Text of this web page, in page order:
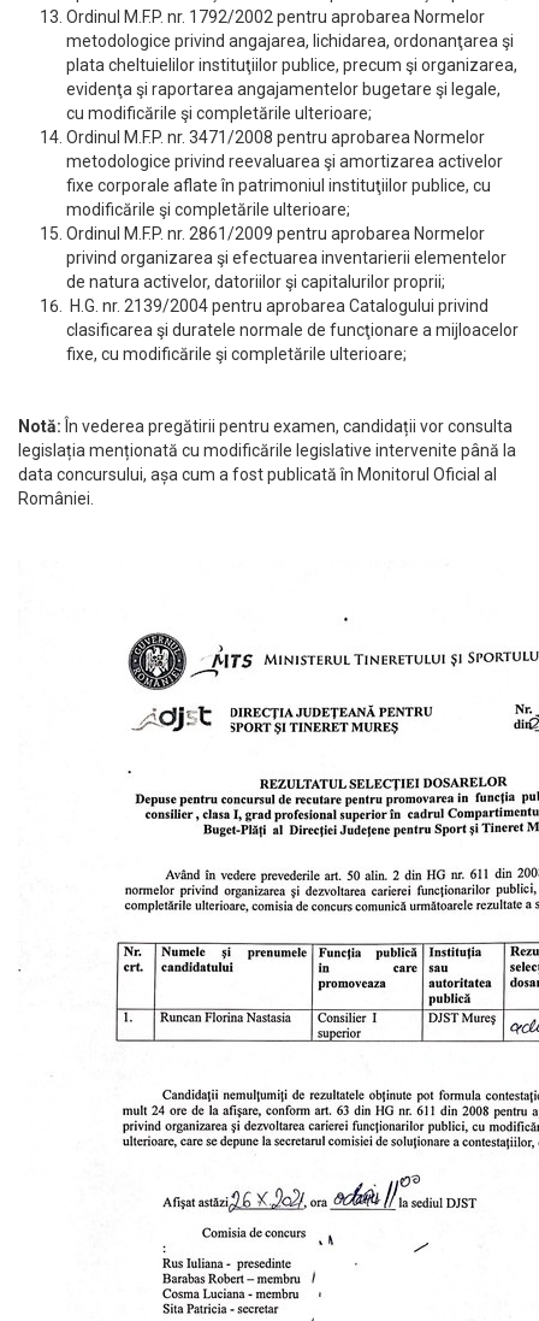
Ordinul M.F.P. nr. 1792/2002 pentru aprobarea Normelor
metodologice privind angajarea, lichidarea, ordonanţarea şi
plata cheltuielilor instituţiilor publice, precum şi organizarea,
evidenţa şi raportarea angajamentelor bugetare şi legale,
cu modificările şi completările ulterioare;
Ordinul M.F.P. nr. 3471/2008 pentru aprobarea Normelor
metodologice privind reevaluarea şi amortizarea activelor
fixe corporale aflate în patrimoniul instituţiilor publice, cu
modificările şi completările ulterioare;
Ordinul M.F.P. nr. 2861/2009 pentru aprobarea Normelor
privind organizarea şi efectuarea inventarierii elementelor
de natura activelor, datoriilor şi capitalurilor proprii;
H.G. nr. 2139/2004 pentru aprobarea Catalogului privind
clasificarea şi duratele normale de funcţionare a mijloacelor
fixe, cu modificările şi completările ulterioare;
Notă: În vederea pregătirii pentru examen, candidații vor consulta
legislația menționată cu modificările legislative intervenite până la
data concursului, așa cum a fost publicată în Monitorul Oficial al
României.